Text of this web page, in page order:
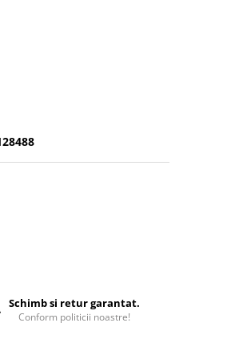
Schimb si retur garantat.
Conform politicii noastre!